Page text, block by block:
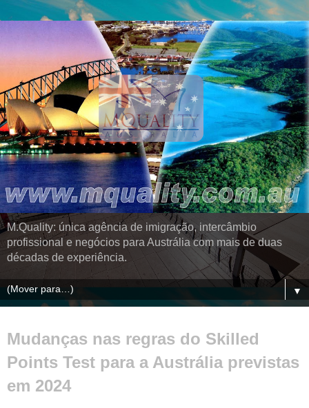
M.Quality: única agência de imigração, intercâmbio
profissional e negócios para Austrália com mais de duas
décadas de experiência.
▼
Mudanças nas regras do Skilled
Points Test para a Austrália previstas
em 2024